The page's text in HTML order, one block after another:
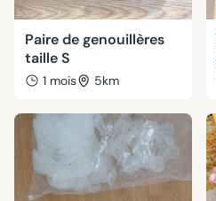
Paire de genouillères
taille S
1 mois 5km